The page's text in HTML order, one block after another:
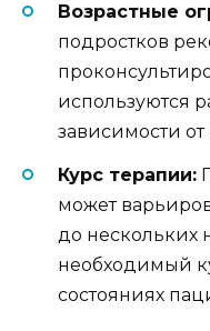
Возрастные
подростков
используются
зависимости от
Курс терапии:
может
до нескольких
необходимый
состояниях